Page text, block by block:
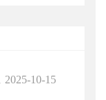
2025-10-15